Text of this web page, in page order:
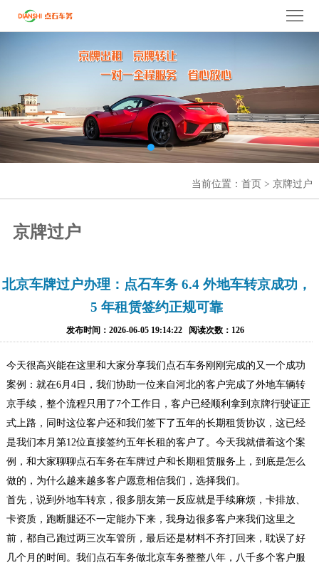
京牌出租,京牌租赁,
务
0112-
7010
网
站
公
介
业
牌
租
租
赁
牌
过
户
京
牌
转
让
户
车
联
系
们
当前位置：首页 >京牌过户
京牌过户
北京车牌过户办理：点石车务 6.4 外地车转京成功，
5 年租赁签约正规可靠
发布时间：2026-06-05 19:14:22 阅读次数：126
今天很高兴能在这里和大家分享我们点石车务刚刚完成的又一个成功
案例：就在6月4日，我们协助一位来自河北的客户完成了外地车辆转
京手续，整个流程只用了7个工作日，客户已经顺利拿到京牌行驶证正
式上路，同时这位客户还和我们签下了五年的长期租赁协议，这已经
是我们本月第12位直接签约五年长租的客户了。今天我就借着这个案
例，和大家聊聊点石车务在车牌过户和长期租赁服务上，到底是怎么
做的，为什么越来越多客户愿意相信我们，选择我们。
首先，说到外地车转京，很多朋友第一反应就是手续麻烦，卡排放、
卡资质，跑断腿还不一定能办下来，我身边很多客户来我们这里之
前，都自己跑过两三次车管所，最后还是材料不齐打回来，耽误了好
几个月的时间。我们点石车务做北京车务整整八年，八千多个客户服